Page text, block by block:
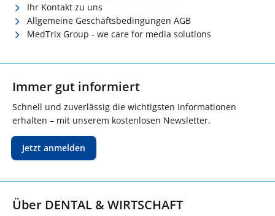
Ihr Kontakt zu uns
Allgemeine Geschäftsbedingungen AGB
MedTrix Group - we care for media solutions
Immer gut informiert
Schnell und zuverlässig die wichtigsten Informationen
erhalten – mit unserem kostenlosen Newsletter.
Jetzt anmelden
Über DENTAL & WIRTSCHAFT